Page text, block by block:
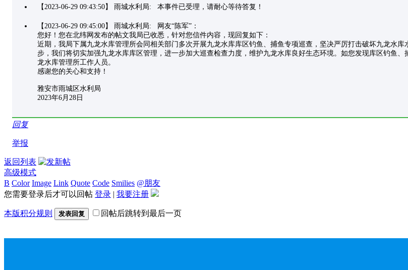
【2023-06-29 09:43:50】 雨城水利局: 本事件已受理，请耐心等待答复！
【2023-06-29 09:45:00】 雨城水利局: 网友“陈军”：
您好！您在北纬网发布的帖文我局已收悉，针对您信件内容，现回复如下：
近期，我局下属九龙水库管理所会同相关部门多次开展九龙水库库区钓鱼、捕鱼专项巡查，坚决严厉打击破坏九龙水
步，我们将切实加强九龙水库库区管理，进一步加大巡查检查力度，维护九龙水库良好生态环境。如您发现库区钓鱼
龙水库管理所工作人员。
感谢您的关心和支持！
雅安市雨城区水利局
2023年6月28日
回复
举报
返回列表
高级模式
B Color Image Link Quote Code Smilies @朋友
您需要登录后才可以回帖 登录 | 我要注册
本版积分规则 发表回复 回帖后跳转到最后一页